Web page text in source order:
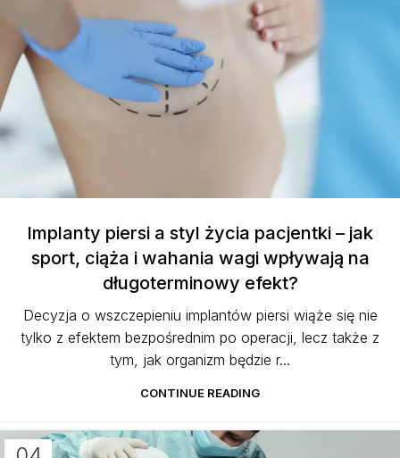
Implanty piersi a styl życia pacjentki – jak
sport, ciąża i wahania wagi wpływają na
długoterminowy efekt?
Decyzja o wszczepieniu implantów piersi wiąże się nie
tylko z efektem bezpośrednim po operacji, lecz także z
tym, jak organizm będzie r...
CONTINUE READING